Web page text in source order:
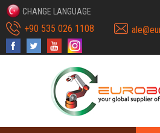
CHANGE LANGUAGE
+90 535 026 1108